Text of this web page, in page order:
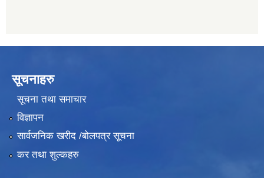
सूचनाहरु
सूचना तथा समाचार
विज्ञापन
सार्वजनिक खरीद /बोलपत्र सूचना
कर तथा शुल्कहरु